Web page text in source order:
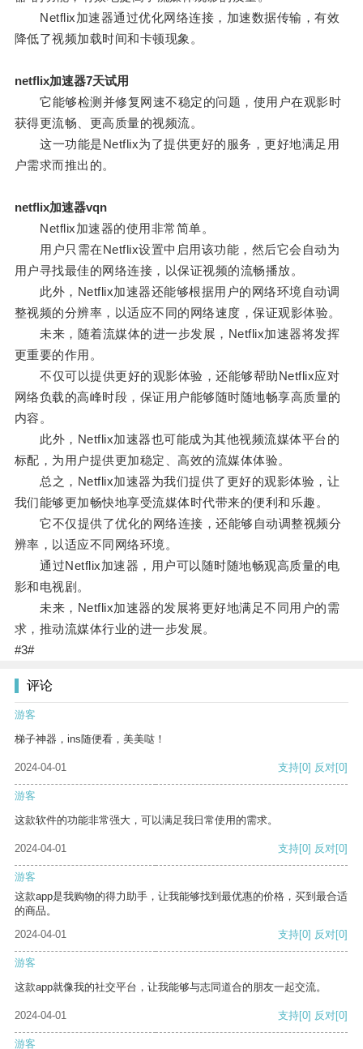
Netflix加速器通过优化网络连接，加速数据传输，有效
降低了视频加载时间和卡顿现象。
netflix加速器7天试用
它能够检测并修复网速不稳定的问题，使用户在观影时
获得更流畅、更高质量的视频流。
这一功能是Netflix为了提供更好的服务，更好地满足用
户需求而推出的。
netflix加速器vqn
Netflix加速器的使用非常简单。
用户只需在Netflix设置中启用该功能，然后它会自动为
用户寻找最佳的网络连接，以保证视频的流畅播放。
此外，Netflix加速器还能够根据用户的网络环境自动调
整视频的分辨率，以适应不同的网络速度，保证观影体验。
未来，随着流媒体的进一步发展，Netflix加速器将发挥
更重要的作用。
不仅可以提供更好的观影体验，还能够帮助Netflix应对
网络负载的高峰时段，保证用户能够随时随地畅享高质量的
内容。
此外，Netflix加速器也可能成为其他视频流媒体平台的
标配，为用户提供更加稳定、高效的流媒体体验。
总之，Netflix加速器为我们提供了更好的观影体验，让
我们能够更加畅快地享受流媒体时代带来的便利和乐趣。
它不仅提供了优化的网络连接，还能够自动调整视频分
辨率，以适应不同网络环境。
通过Netflix加速器，用户可以随时随地畅观高质量的电
影和电视剧。
未来，Netflix加速器的发展将更好地满足不同用户的需
求，推动流媒体行业的进一步发展。
#3#
评论
游客
梯子神器，ins随便看，美美哒！
2024-04-01 支持[0] 反对[0]
游客
这款软件的功能非常强大，可以满足我日常使用的需求。
2024-04-01 支持[0] 反对[0]
游客
这款app是我购物的得力助手，让我能够找到最优惠的价格，买到最合适
的商品。
2024-04-01
支持[0] 反对[0]
游客
这款app就像我的社交平台，让我能够与志同道合的朋友一起交流。
2024-04-01 支持[0] 反对[0]
游客